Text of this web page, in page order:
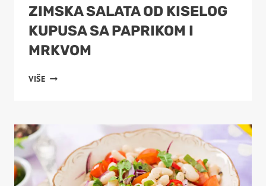
ZIMSKA SALATA OD KISELOG
KUPUSA SA PAPRIKOM I
MRKVOM
VIŠEZIMSKA
SA
PAPRIKOM
I
MRKVOM